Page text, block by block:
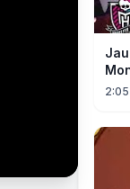
2:05